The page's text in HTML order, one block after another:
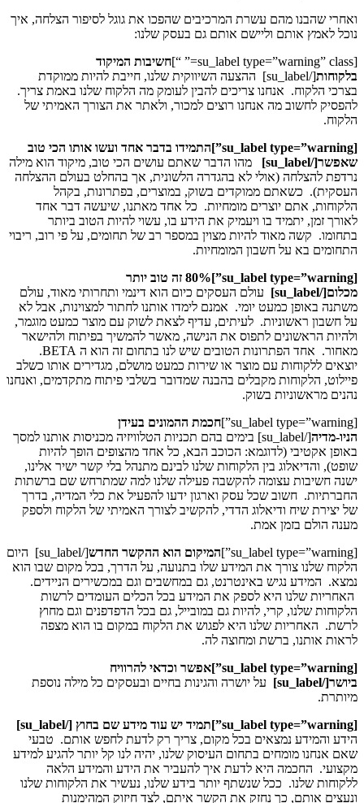
ואחרי שהבנו מהם עשרת המרכיבים שהפכו את גוגל לסיפור הצלחה, איך
נוכל לאמץ אותם וליישם אותם גם בעסק שלנו:
[su_label type=”warning” class=” “]
חשיבות המיקוד
בלקוחות
[/su_label] ההצעה השיווקית שלנו, חייבת להיות ממוקדת
בצרכי הלקוח. אנחנו צריכים להבין לעומק מה הלקוח שלנו באמת צריך.
להפסיק לחשוב מה אנחנו רוצים למכור, ולאתר את הצורך האמיתי של
הלקוח.
[su_label type=”warning”]
התמידו בדבר אחד ועשו אותו הכי טוב
שאפשר[/su_label]
מהו הדבר שאתם עושים הכי טוב, מיקוד הוא מילה
נרדפת להצלחה (אולי לא בהגדרה הלשונית, אך בהחלט בעולם ההצלחה
העסקית). כשאתם ממוקדים בשוק, במוצרים, בפתרונות, בקהל
הלקוחות, אתם יוצרים מומחיות. כל אחד מאתנו, שיעשה דבר אחד
לאורך זמן, יתמיד בו ויעמיק את הידע בו, עשוי להיות הטוב ביותר
בתחומו. קשה מאוד להיות מצוין במספר רב של תחומים, על פי רוב, ריבוי
התחומים בא על חשבון המומחיות.
[su_label type=”warning”]
80% זה טוב יותר
מכלום[/su_label]
עולם העסקים כיום הוא דינמי ותחרותי מאוד, עולם
משתנה באופן כמעט יומי. אמנם לימדו אותנו לחתור למצוינות, אבל לא
על חשבון ראשוניות. לעיתים, עדיף לצאת לשוק עם מוצר כמעט מוגמר,
ולהיות הראשונים לתפוס את הנישה, מאשר להמשיך בפיתוח ולהישאר
מאחור. אחד הפתרונות הטובים שיש לנו בתחום זה הוא ה BETA.
יוצאים ללקוחות עם מוצר או שירות כמעט מושלם, מגדירים אותו כשלב
פיילוט, הלקוחות מקבלים בהבנה שמדובר בשלבי פיתוח מתקדמים, ואנחנו
נהנים מראשוניות בשוק.
[su_label type=”warning”]
חכמת ההמונים בעידן
הניו-מדיה
[/su_label] בימים בהם תכניות הטלוויזיה מכניסות אותנו למסך
באופן אקטיבי (לדוגמא: הכוכב הבא, כל אחד מהצופים הופך להיות
שופט), והדיאלוג בין הלקוחות שלנו לבינם מתנהל בלי קשר ישיר אלינו,
ישנה חשיבות עצומה להקשבה פעילה שלנו למה שמתרחש שם ברשתות
החברתיות. חשוב שכל עסק וארגון ידעו להפעיל את כלי המדיה, בדרך
של יצירת שיח ודיאלוג הדדי, להקשיב לצורך האמיתי של הלקוח ולספק
מענה הולם בזמן אמת.
[su_label type=”warning”]
המיקום הוא ההקשר החדש
[/su_label] היום
הלקוח שלנו צורך את המידע שלו בתנועה, על הדרך, בכל מקום שבו הוא
נמצא. המידע נגיש באינטרנט, גם במחשבים וגם במכשירים הניידים.
האחריות שלנו היא לספק את המידע בכל הכלים העומדים לרשות
הלקוחות שלנו, קרי, להיות גם במובייל, גם בכל הדפדפנים וגם מחוץ
לרשת. האחריות שלנו היא לפגוש את הלקוח במקום בו הוא מצפה
לראות אותנו, ברשת ומחוצה לה.
[su_label type=”warning”]
אפשר וכדאי להרוויח
ביושר[/su_label]
על יושרה והגינות בחיים ובעסקים כל מילה נוספת
מיותרת.
[su_label type=”warning”]
תמיד יש עוד מידע שם בחוץ [/su_label]
הידע והמידע נמצאים בכל מקום, צריך רק לדעת לחפש אותם. טבעי
שאם אנחנו מומחים בתחום העיסוק שלנו, יהיה לנו קל יותר להגיע למידע
מקצועי. החכמה היא לדעת איך להעביר את הידע והמידע הלאה
ללקוחות שלנו. ככל שנשתף יותר בידע שלנו, נעשיר את הלקוחות שלנו
ונעצים אותם, כך נחזק את הקשר איתם, לצד חיזוק המהימנות